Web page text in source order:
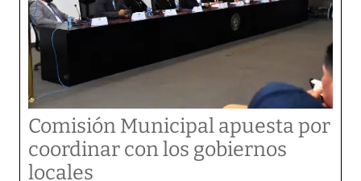
Comisión Municipal apuesta por
coordinar con los gobiernos
locales